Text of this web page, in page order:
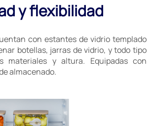
y flexibilidad
con estantes de vidrio templado
botellas, jarras de vidrio, y todo tipo
materiales y altura. Equipadas con
almacenado.